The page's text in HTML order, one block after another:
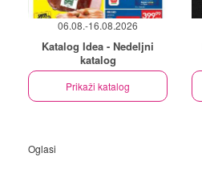
06.08.-16.08.2026
Katalog Idea - Nedeljni
katalog
Prikaži katalog
Oglasi